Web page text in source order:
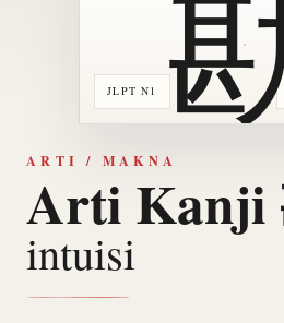
JLPT N1
ARTI / MAKNA
Arti Kanji
intuisi